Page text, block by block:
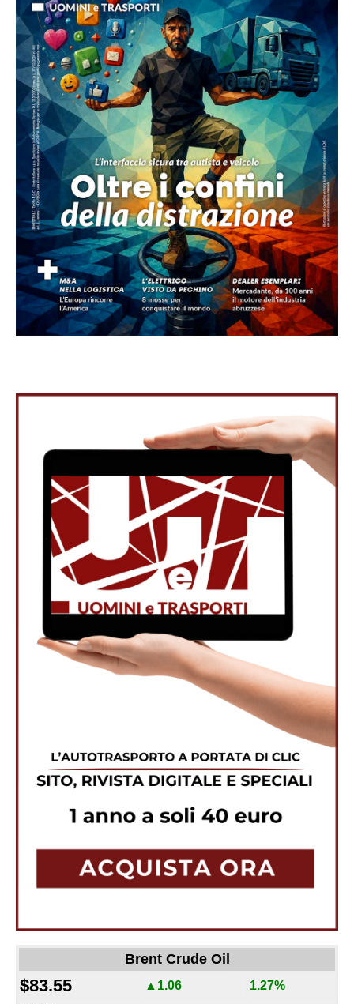
Brent Crude Oil
$83.55 ▲1.06 1.27%